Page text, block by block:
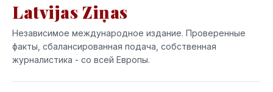
Latvijas Ziņas
Независимое международное издание. Проверенные
факты, сбалансированная подача, собственная
журналистика - со всей Европы.